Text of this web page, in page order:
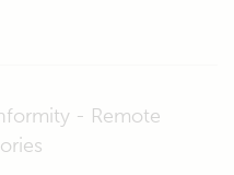
- Remote